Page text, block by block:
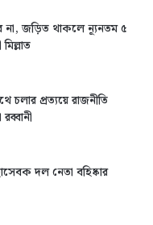
না, জড়িত থাকলে ন্যূনতম ৫
প্রত্যয়ে রাজনীতি
দল নেতা বহিষ্কার